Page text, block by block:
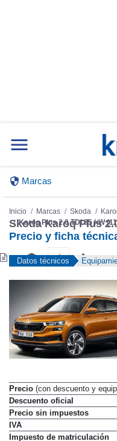
Inicio Marcas Skoda
Karoq Plus 2.0 TDI 85 kW
Skoda Karoq Plus
Precio y ficha técnica
Precio(con descuento y
Descuento oficial
Precio sin impuestos
IVA